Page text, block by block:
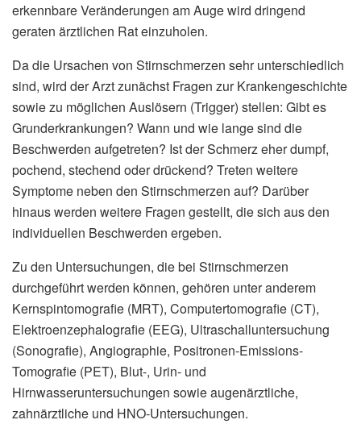
erkennbare Veränderungen am Auge wird dringend
geraten ärztlichen Rat einzuholen.
Da die Ursachen von Stirnschmerzen sehr unterschiedlich
sind, wird der Arzt zunächst Fragen zur Krankengeschichte
sowie zu möglichen Auslösern (Trigger) stellen: Gibt es
Grunderkrankungen? Wann und wie lange sind die
Beschwerden aufgetreten? Ist der Schmerz eher dumpf,
pochend, stechend oder drückend? Treten weitere
Symptome neben den Stirnschmerzen auf? Darüber
hinaus werden weitere Fragen gestellt, die sich aus den
individuellen Beschwerden ergeben.
Zu den Untersuchungen, die bei Stirnschmerzen
durchgeführt werden können, gehören unter anderem
Kernspintomografie (MRT), Computertomografie (CT),
Elektroenzephalografie (EEG), Ultraschalluntersuchung
(Sonografie), Angiographie, Positronen-Emissions-
Tomografie (PET), Blut-, Urin- und
Hirnwasseruntersuchungen sowie augenärztliche,
zahnärztliche und HNO-Untersuchungen.